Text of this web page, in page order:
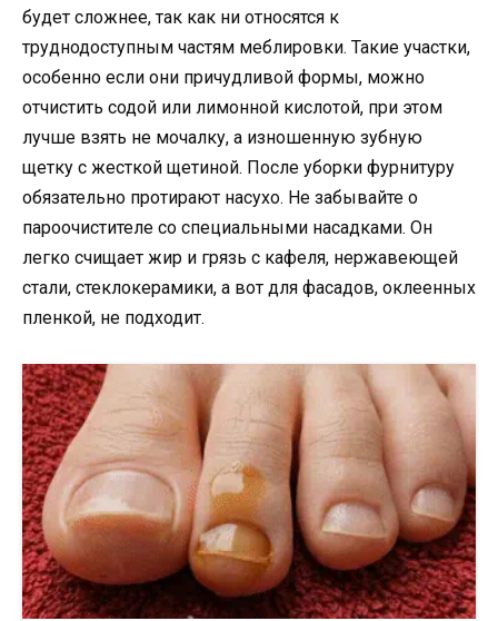
будет сложнее, так как ни относятся к
труднодоступным частям меблировки. Такие участки,
особенно если они причудливой формы, можно
отчистить содой или лимонной кислотой, при этом
лучше взять не мочалку, а изношенную зубную
щетку с жесткой щетиной. После уборки фурнитуру
обязательно протирают насухо. Не забывайте о
пароочистителе со специальными насадками. Он
легко счищает жир и грязь с кафеля, нержавеющей
стали, стеклокерамики, а вот для фасадов, оклеенных
пленкой, не подходит.